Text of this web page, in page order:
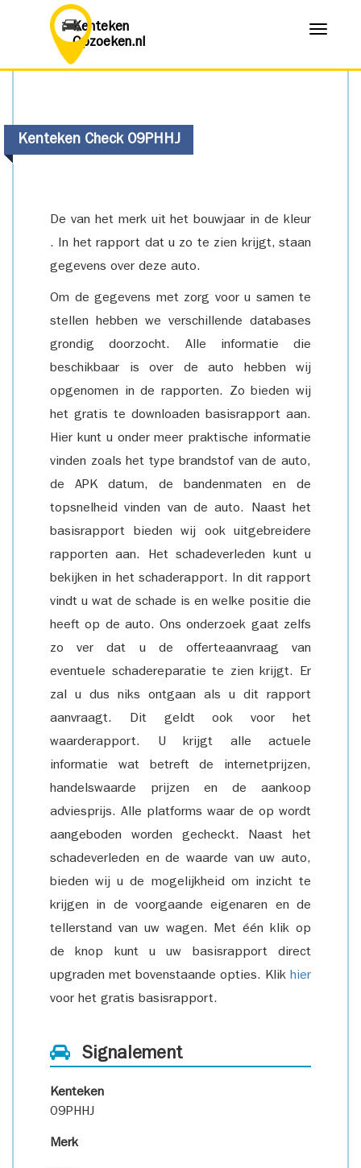
Kenteken
Opzoeken.nl
Menu
Kenteken Check 09PHHJ
De van het merk uit het bouwjaar in de kleur
. In het rapport dat u zo te zien krijgt, staan
gegevens over deze auto.
Om de gegevens met zorg voor u samen te
stellen hebben we verschillende databases
grondig doorzocht. Alle informatie die
beschikbaar is over de auto hebben wij
opgenomen in de rapporten. Zo bieden wij
het gratis te downloaden basisrapport aan.
Hier kunt u onder meer praktische informatie
vinden zoals het type brandstof van de auto,
de APK datum, de bandenmaten en de
topsnelheid vinden van de auto. Naast het
basisrapport bieden wij ook uitgebreidere
rapporten aan. Het schadeverleden kunt u
bekijken in het schaderapport. In dit rapport
vindt u wat de schade is en welke positie die
heeft op de auto. Ons onderzoek gaat zelfs
zo ver dat u de offerteaanvraag van
eventuele schadereparatie te zien krijgt. Er
zal u dus niks ontgaan als u dit rapport
aanvraagt. Dit geldt ook voor het
waarderapport. U krijgt alle actuele
informatie wat betreft de internetprijzen,
handelswaarde prijzen en de aankoop
adviesprijs. Alle platforms waar de op wordt
aangeboden worden gecheckt. Naast het
schadeverleden en de waarde van uw auto,
bieden wij u de mogelijkheid om inzicht te
krijgen in de voorgaande eigenaren en de
tellerstand van uw wagen. Met één klik op
de knop kunt u uw basisrapport direct
upgraden met bovenstaande opties. Klik hier
voor het gratis basisrapport.
Signalement
Kenteken
09PHHJ
Merk